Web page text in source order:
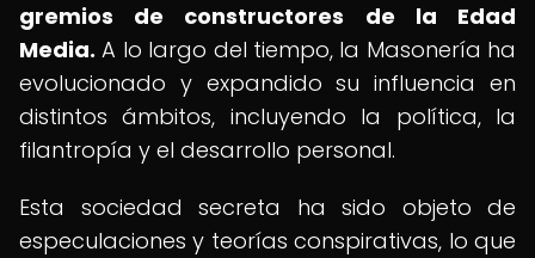
gremios de constructores de la Edad
Media. A lo largo del tiempo, la Masonería ha
evolucionado y expandido su influencia en
distintos ámbitos, incluyendo la política, la
filantropía y el desarrollo personal.
Esta sociedad secreta ha sido objeto de
especulaciones y teorías conspirativas, lo que